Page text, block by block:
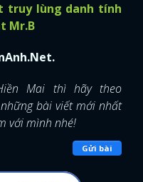
truy lùng danh tính
Mr.B
Mai thì hãy theo
bài viết mới nhất
với mình nhé!
Gửi bài